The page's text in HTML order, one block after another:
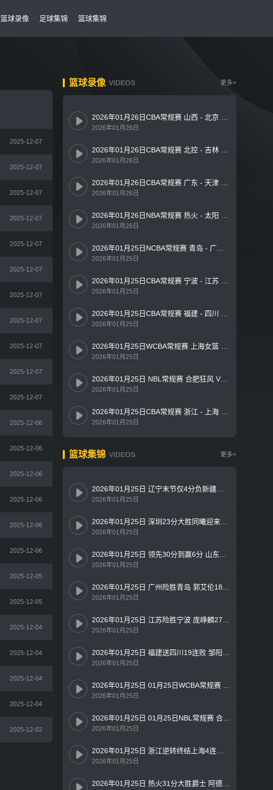
篮球录像 足球集锦 篮球集锦
2025-12-07
2025-12-07
2025-12-07
2025-12-07
2025-12-07
2025-12-07
2025-12-07
2025-12-07
2025-12-07
2025-12-07
2025-12-07
2025-12-06
2025-12-06
2025-12-06
2025-12-06
2025-12-06
2025-12-06
2025-12-05
2025-12-05
2025-12-04
2025-12-04
2025-12-04
2025-12-04
2025-12-02
篮球录像 VIDEOS 更多>
2026年01月26日CBA常规赛 山西 - 北京 全场录像
2026年01月26日
2026年01月26日CBA常规赛 北控 - 吉林 全场录像
2026年01月26日
2026年01月26日CBA常规赛 广东 - 天津 全场录像
2026年01月26日
2026年01月26日NBA常规赛 热火 - 太阳 全场录像
2026年01月26日
2026年01月25日NCBA常规赛 青岛 - 广州 全场录像
2026年01月25日
2026年01月25日CBA常规赛 宁波 - 江苏 全场录像
2026年01月25日
2026年01月25日CBA常规赛 福建 - 四川 全场录像
2026年01月25日
2026年01月25日WCBA常规赛 上海女篮 - 四川女篮 全场录像
2026年01月25日
2026年01月25日 NBL常规赛 合肥狂风 VS 山东蜜獾 全场录像
2026年01月25日
2026年01月25日CBA常规赛 浙江 - 上海 全场录像
2026年01月25日
篮球集锦 VIDEOS 更多>
2026年01月25日 辽宁末节仅4分负新疆遭四连败 赵继伟缺阵 王岚嵚9中1 吴冠希18+8
2026年01月25日
2026年01月25日 深圳23分大胜同曦迎来4连胜！史密斯25+8+7 郭昊文24+6+5
2026年01月25日
2026年01月25日 领先30分到赢6分 山东终结广厦7连胜 陈林坚18分 孙铭徽12中2
2026年01月25日
2026年01月25日 广州险胜青岛 郭艾伦18分钟19分 徐昕13+10 米奇28+13
2026年01月25日
2026年01月25日 江苏险胜宁波 庞峥麟27分 吴羽佳补篮准绝杀 杰克逊28分
2026年01月25日
2026年01月25日 福建送四川19连败 邹阳23分 曾凌铉18分 布里斯科24分
2026年01月25日
2026年01月25日 01月25日WCBA常规赛 上海女篮82-105四川女篮 全场集锦
2026年01月25日
2026年01月25日 01月25日NBL常规赛 合肥狂风76-79山东蜜獾 全场集锦
2026年01月25日
2026年01月25日 浙江逆转终结上海4连胜！兰道夫19+5+8 琼斯15+5 王哲林14+7
2026年01月25日
2026年01月25日 热火31分大胜爵士 阿德巴约26+15 努尔基奇连续3场三双